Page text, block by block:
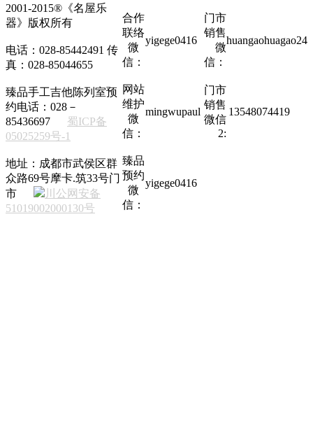
2001-2015®《名屋乐
器》版权所有
电话：028-85442491 传
真：028-85044655
臻品手工吉他陈列室预
约电话：028－
85436697 蜀ICP备
05025259号-1
地址：成都市武侯区群
众路69号摩卡.筑33号门
市
川公网安备
51019002000130号
合作
联络
微
信：
yigege0416
门市
销售
微
信：
huangaohuagao24
网站
维护
微
信：
mingwupaul
门市
销售
微信
2:
13548074419
臻品
预约
微
信：
yigege0416